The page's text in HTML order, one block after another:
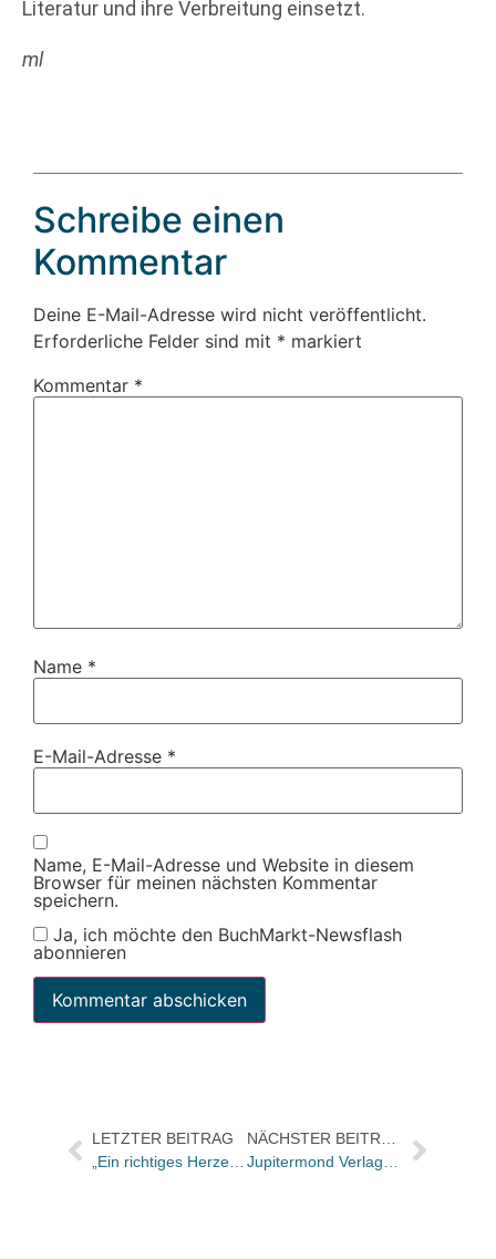
Literatur und ihre Verbreitung einsetzt.
ml
Schreibe einen
Kommentar
Deine E-Mail-Adresse wird nicht veröffentlicht.
Erforderliche Felder sind mit * markiert
Kommentar *
Name *
E-Mail-Adresse *
Name, E-Mail-Adresse und Website in diesem
Browser für meinen nächsten Kommentar
speichern.
Ja, ich möchte den BuchMarkt-Newsflash
abonnieren
LETZTER BEITRAG
„Ein richtiges Herzensprojekt gebührend gewürdigt“
NÄCHSTER BEITRAG
Jupitermond Verlag: Sabine Ossojnig übernimmt Vertriebsleitung